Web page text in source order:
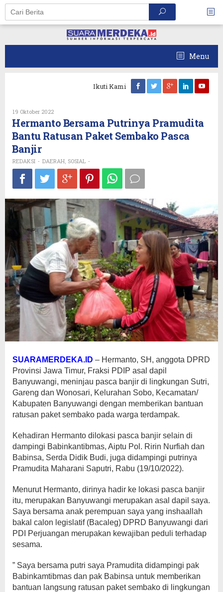
Skip
content
Menu
Ikuti Kami
19 Oktober 2022Oleh
REDAKSI
Hermanto Bersama Putrinya Pramudita
Bantu Ratusan Paket Sembako Pasca
Banjir
REDAKSI - DAERAH SOSIAL -
SUARAMERDEKA.ID – Hermanto, SH, anggota DPRD
Provinsi Jawa Timur, Fraksi PDIP asal dapil
Banyuwangi, meninjau pasca banjir di lingkungan Sutri,
Gareng dan Wonosari, Kelurahan Sobo, Kecamatan/
Kabupaten Banyuwangi dengan memberikan bantuan
ratusan paket sembako pada warga terdampak.
Kehadiran Hermanto dilokasi pasca banjir selain di
dampingi Babinkantibmas, Aiptu Pol. Ririn Nurfiah dan
Babinsa, Serda Didik Budi, juga didampingi putrinya
Pramudita Maharani Saputri, Rabu (19/10/2022).
Menurut Hermanto, dirinya hadir ke lokasi pasca banjir
itu, merupakan Banyuwangi merupakan asal dapil saya.
Saya bersama anak perempuan saya yang inshaallah
bakal calon legislatif (Bacaleg) DPRD Banyuwangi dari
PDI Perjuangan merupakan kewajiban peduli terhadap
sesama.
” Saya bersama putri saya Pramudita didampingi pak
Babinkamtibmas dan pak Babinsa untuk memberikan
bantuan langsung ratusan paket sembako di lingkungan